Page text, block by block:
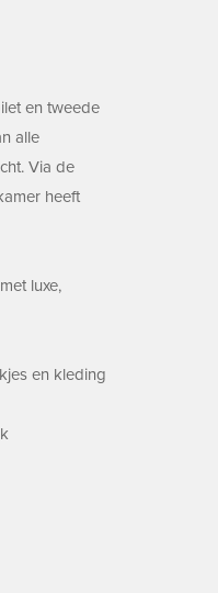
en tweede
alle
Via de
heeft
luxe,
en kleding